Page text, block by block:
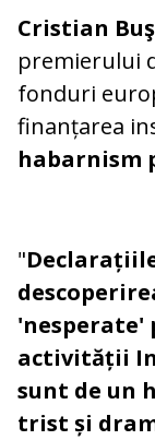
Cristian
premierului
fonduri
finanțarea
habarnism
"
'nesperate'
activității
sunt de un
trist și